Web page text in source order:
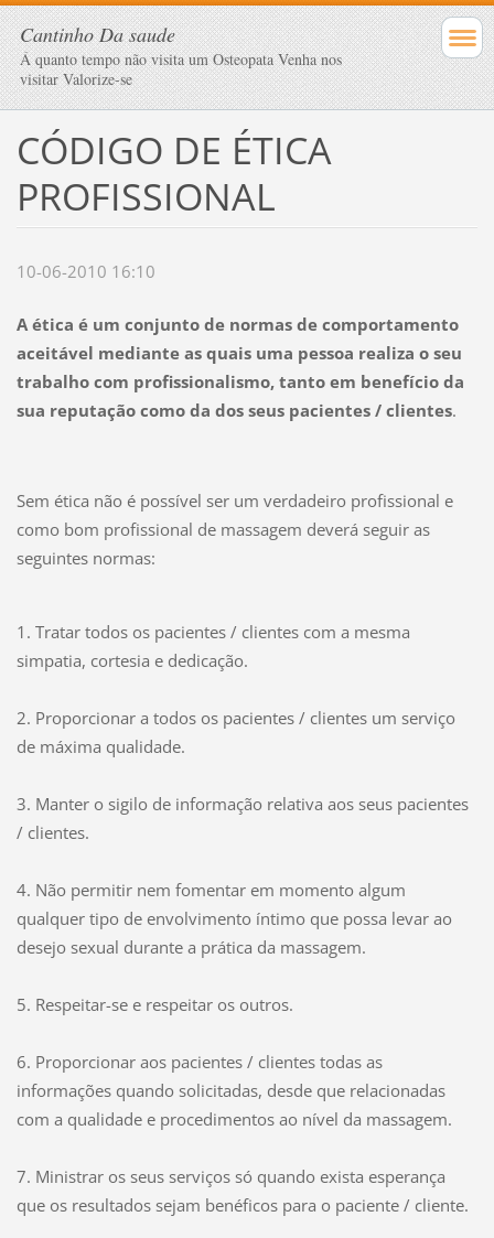
Cantinho Da saude
Á quanto tempo não visita um Osteopata Venha nos
visitar Valorize-se
CÓDIGO DE ÉTICA
PROFISSIONAL
10-06-2010 16:10
A ética é um conjunto de normas de comportamento
aceitável mediante as quais uma pessoa realiza o seu
trabalho com profissionalismo, tanto em benefício da
sua reputação como da dos seus pacientes / clientes.
Sem ética não é possível ser um verdadeiro profissional e
como bom profissional de massagem deverá seguir as
seguintes normas:
1. Tratar todos os pacientes / clientes com a mesma
simpatia, cortesia e dedicação.
2. Proporcionar a todos os pacientes / clientes um serviço
de máxima qualidade.
3. Manter o sigilo de informação relativa aos seus pacientes
/ clientes.
4. Não permitir nem fomentar em momento algum
qualquer tipo de envolvimento íntimo que possa levar ao
desejo sexual durante a prática da massagem.
5. Respeitar-se e respeitar os outros.
6. Proporcionar aos pacientes / clientes todas as
informações quando solicitadas, desde que relacionadas
com a qualidade e procedimentos ao nível da massagem.
7. Ministrar os seus serviços só quando exista esperança
que os resultados sejam benéficos para o paciente / cliente.